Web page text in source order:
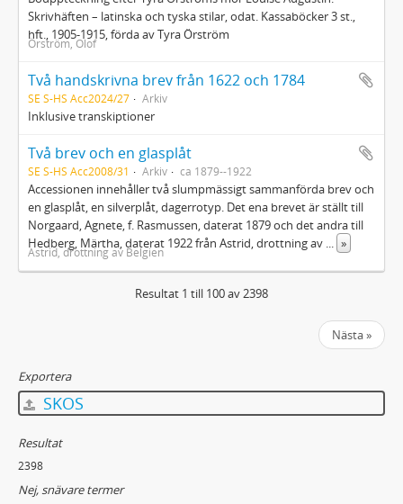
Skrivhäften – latinska och tyska stilar, odat. Kassaböcker 3 st.,
hft., 1905-1915, förda av Tyra Örström
Örström, Olof
Två handskrivna brev från 1622 och 1784
SE S-HS Acc2024/27 Arkiv
Inklusive transkiptioner
Två brev och en glasplåt
SE S-HS Acc2008/31 Arkiv ca 1879--1922
Accessionen innehåller två slumpmässigt sammanförda brev och
en glasplåt, en silverplåt, dagerrotyp. Det ena brevet är ställt till
Norgaard, Agnete, f. Rasmussen, daterat 1879 och det andra till
Hedberg, Märtha, daterat 1922 från Astrid, drottning av ... »
Astrid, drottning av Belgien
Resultat 1 till 100 av 2398
Nästa »
Exportera
SKOS
Resultat
2398
Nej, snävare termer